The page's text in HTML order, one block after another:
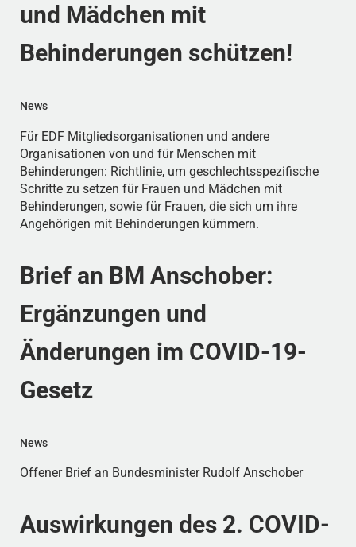
und Mädchen mit
Behinderungen schützen!
News
Für EDF Mitgliedsorganisationen und andere
Organisationen von und für Menschen mit
Behinderungen: Richtlinie, um geschlechtsspezifische
Schritte zu setzen für Frauen und Mädchen mit
Behinderungen, sowie für Frauen, die sich um ihre
Angehörigen mit Behinderungen kümmern.
Brief an BM Anschober:
Ergänzungen und
Änderungen im COVID-19-
Gesetz
News
Offener Brief an Bundesminister Rudolf Anschober
Auswirkungen des 2. COVID-